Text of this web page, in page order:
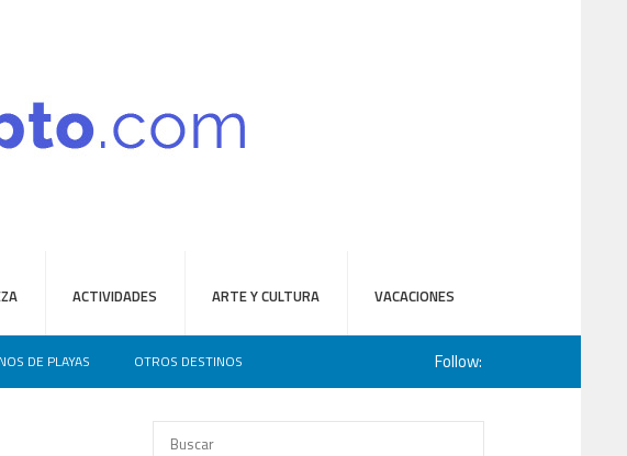
ACTIVIDADES ARTE Y CULTURA VACACIONES
DE PLAYAS OTROS DESTINOS Follow: